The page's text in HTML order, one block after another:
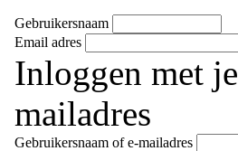
Gebruikersnaam
Email adres
Inloggen met je
mailadres
Gebruikersnaam of e-mailadres